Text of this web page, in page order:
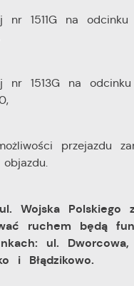
1511G na
1513G na
przejazdu
ul. Wojska
ruchem będą
ul.
i Błądzikowo.